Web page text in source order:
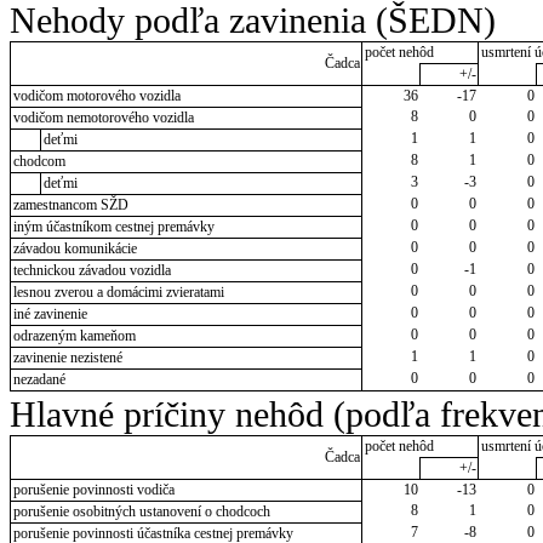
Nehody podľa zavinenia (ŠEDN)
Čadca
počet nehôd
usmrtení
+/-
vodičom motorového vozidla
36 -17
0
vodičom nemotorového vozidla
8 0
0
deťmi
1 1
0
chodcom
8 1
0
deťmi
3 -3
0
zamestnancom SŽD
0 0
0
iným účastníkom cestnej premávky
0 0
0
závadou komunikácie
0 0
0
technickou závadou vozidla
0 -1
0
lesnou zverou a domácimi zvieratami
0 0
0
iné zavinenie
0 0
0
odrazeným kameňom
0 0
0
zavinenie nezistené
1 1
0
nezadané
0 0 0
Hlavné príčiny nehôd (podľa
Čadca
počet nehôd
usmrtení
+/-
porušenie povinnosti vodiča
10 -13
0
porušenie osobitných ustanovení o chodcoch
8 1
0
porušenie povinnosti účastníka cestnej premávky
7 -8
0